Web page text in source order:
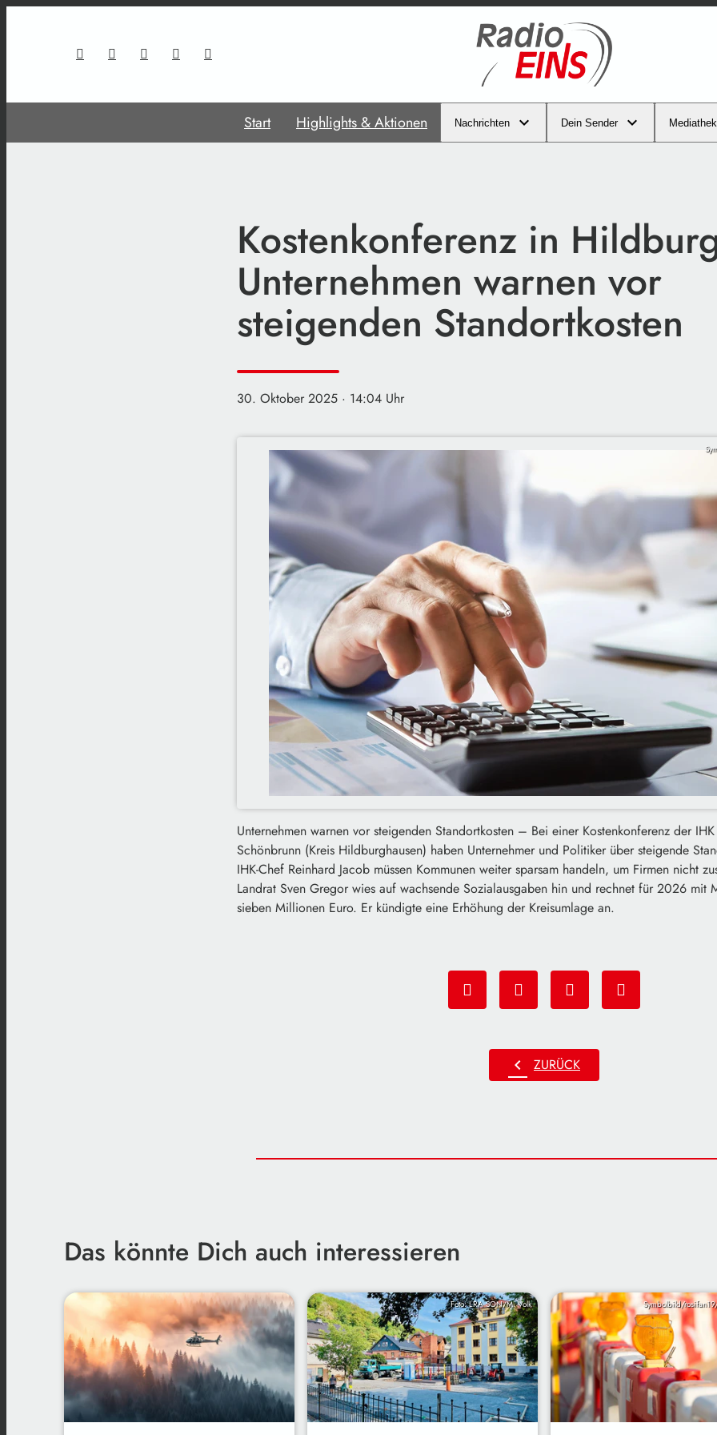
Start Highlights & Aktionen Nachrichten Dein Sender Mediathek
Kostenkonferenz in
Unternehmen warnen vor
steigenden Standortkosten
30. Oktober 2025 · 14:04 Uhr
Unternehmen warnen vor steigenden Standortkosten – Bei einer Kostenkonferenz der
Schönbrunn (Kreis Hildburghausen) haben Unternehmer und Politiker über steigende
IHK-Chef Reinhard Jacob müssen Kommunen weiter sparsam handeln, um Firmen nicht
Landrat Sven Gregor wies auf wachsende Sozialausgaben hin und rechnet für 2026 mit
sieben Millionen Euro. Er kündigte eine Erhöhung der Kreisumlage an.
chevron_left ZURÜCK
Das könnte Dich auch interessieren
Foto: LRA SON/M. Volk Symbolbild/